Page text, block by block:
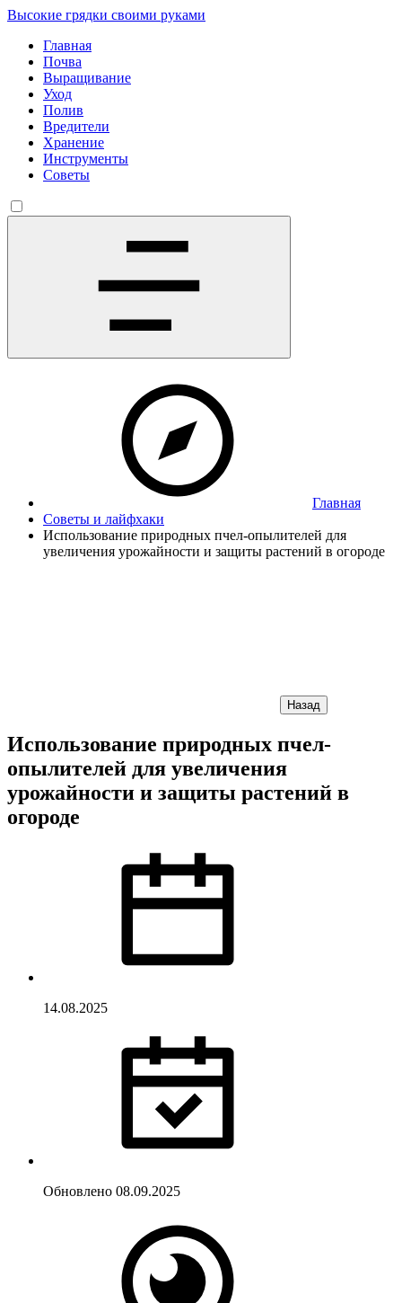
Высокие грядки своими руками
Главная
Почва
Выращивание
Уход
Полив
Вредители
Хранение
Инструменты
Советы
Главная
Советы и лайфхаки
Использование природных пчел-опылителей для
увеличения урожайности и защиты растений в огороде
Назад
Использование природных пчел-
опылителей для увеличения
урожайности и защиты растений в
огороде
14.08.2025
Обновлено 08.09.2025